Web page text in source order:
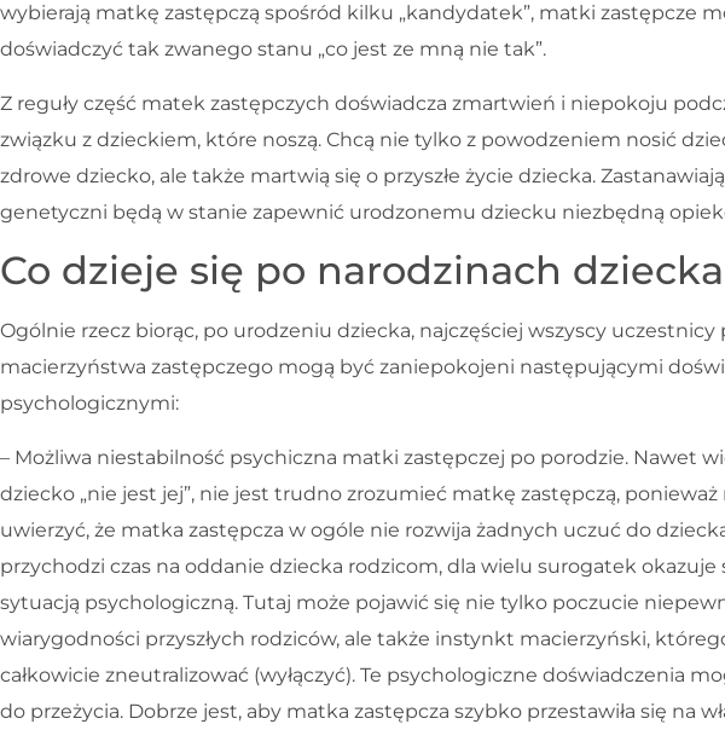
wybierają matkę zastępczą spośród kilku „kandydatek”, matki zastępcze
doświadczyć tak zwanego stanu „co jest ze mną nie tak”.
Z reguły część matek zastępczych doświadcza zmartwień i niepokoju
związku z dzieckiem, które noszą. Chcą nie tylko z powodzeniem nosić
zdrowe dziecko, ale także martwią się o przyszłe życie dziecka.
genetyczni będą w stanie zapewnić urodzonemu dziecku niezbędną
Co dzieje się po narodzinach dziecka
Ogólnie rzecz biorąc, po urodzeniu dziecka, najczęściej wszyscy uczestnicy
macierzyństwa zastępczego mogą być zaniepokojeni następującymi
psychologicznymi:
– Możliwa niestabilność psychiczna matki zastępczej po porodzie. Nawet
dziecko „nie jest jej”, nie jest trudno zrozumieć matkę zastępczą, ponieważ
uwierzyć, że matka zastępcza w ogóle nie rozwija żadnych uczuć do
przychodzi czas na oddanie dziecka rodzicom, dla wielu surogatek okazuje
sytuacją psychologiczną. Tutaj może pojawić się nie tylko poczucie
wiarygodności przyszłych rodziców, ale także instynkt macierzyński,
całkowicie zneutralizować (wyłączyć). Te psychologiczne doświadczenia
do przeżycia. Dobrze jest, aby matka zastępcza szybko przestawiła się na